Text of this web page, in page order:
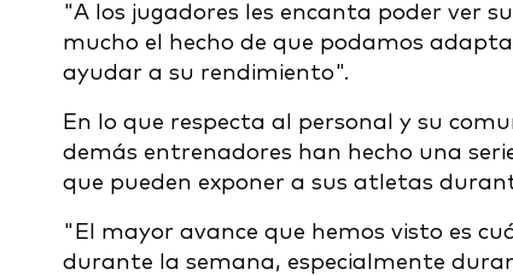
"A los jugadores les encanta poder ver
mucho el hecho de que podamos
ayudar a su rendimiento".
En lo que respecta al personal y su
demás entrenadores han hecho una
que pueden exponer a sus atletas
"El mayor avance que hemos visto es
durante la semana, especialmente